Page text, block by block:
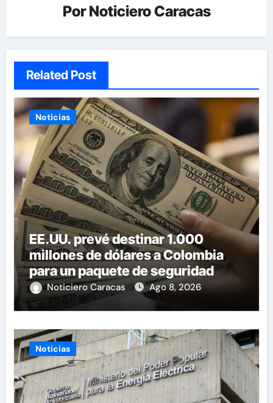
PorNoticiero Caracas
Related Post
Noticias
EE.UU. prevé destinar 1.000
millones de dólares a Colombia
para un paquete de seguridad
Noticiero Caracas Ago 8, 2026
Noticias